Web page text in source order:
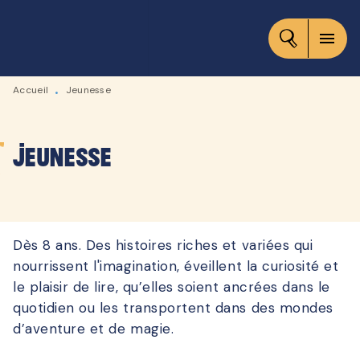
CONTENU
menu
Accueil • Jeunesse
Jeunesse
Dès 8 ans. Des histoires riches et variées qui
nourrissent l'imagination, éveillent la curiosité et
le plaisir de lire, qu’elles soient ancrées dans le
quotidien ou les transportent dans des mondes
d’aventure et de magie.